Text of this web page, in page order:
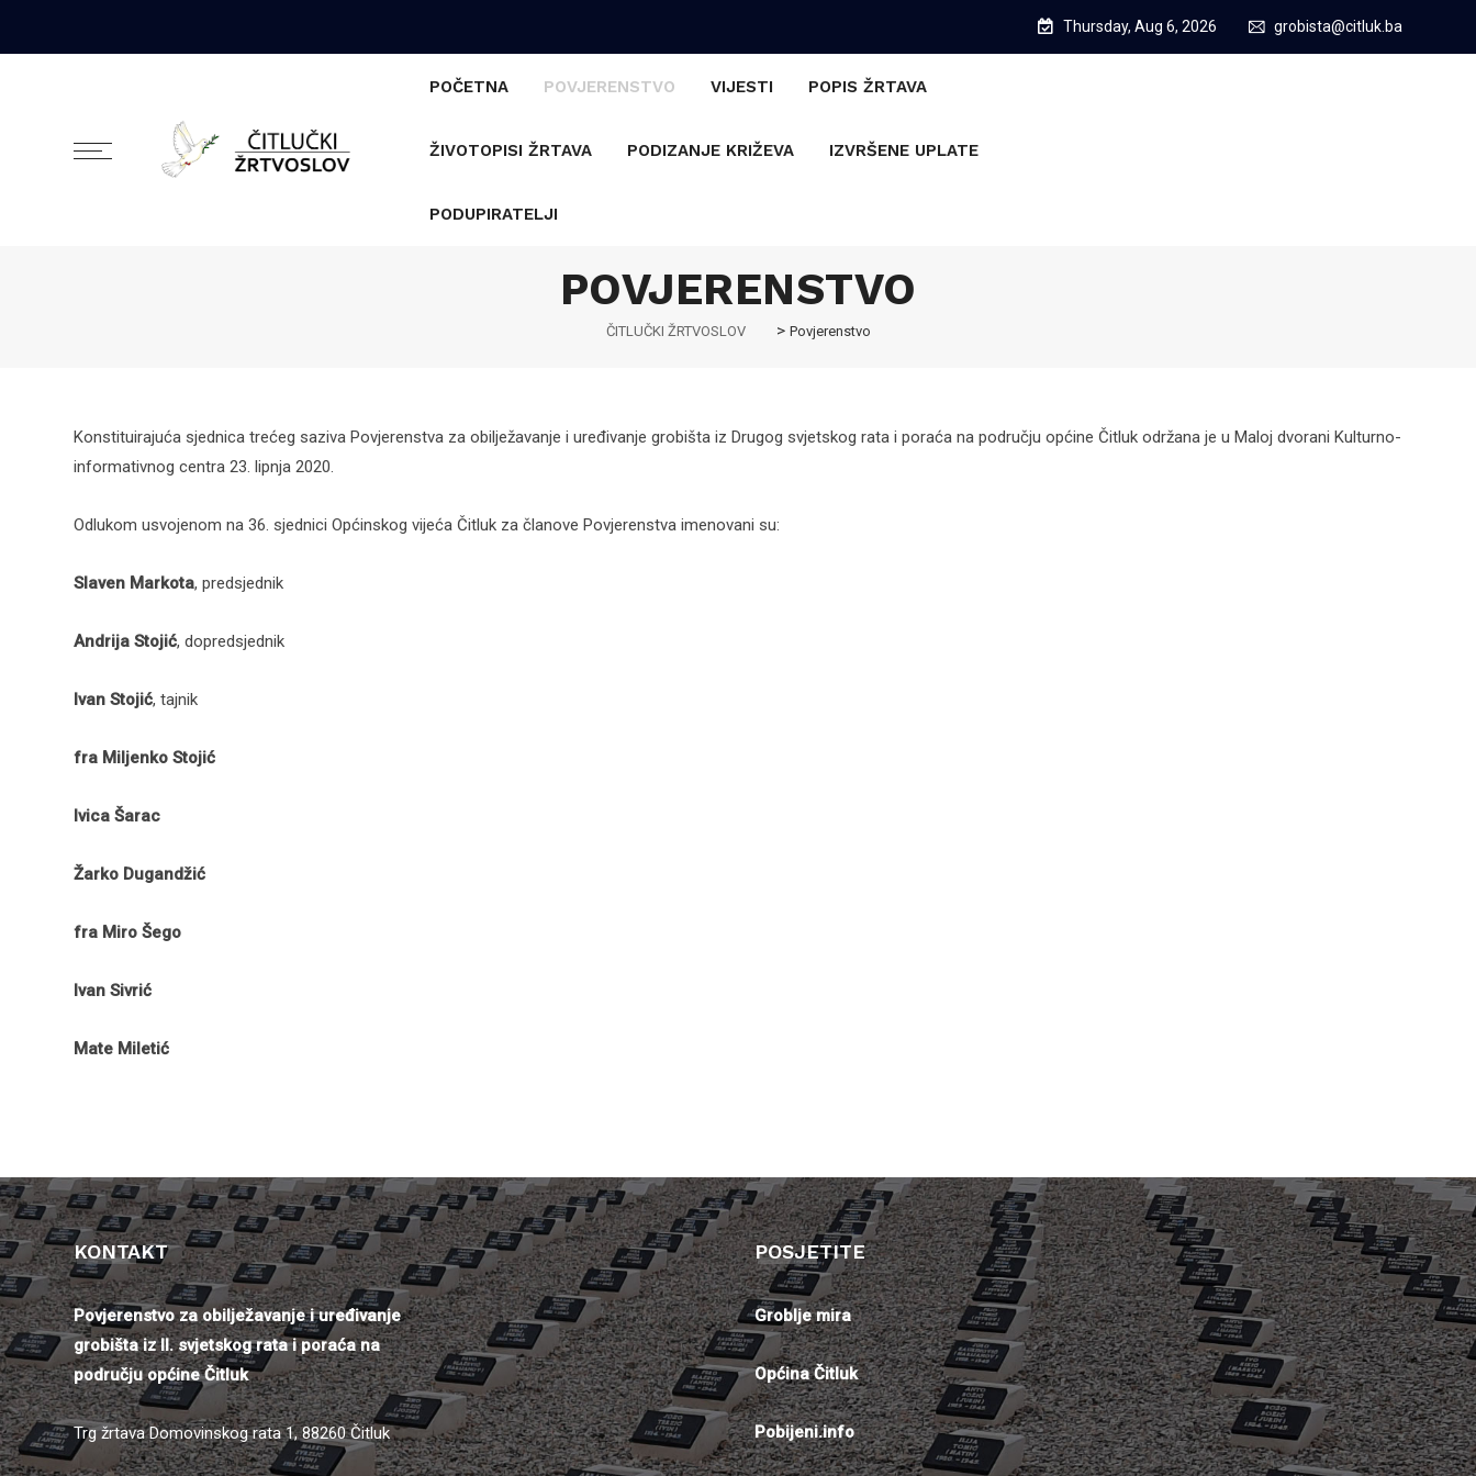
Thursday, Aug 6, 2026 grobista@citluk.ba
POČETNA POVJERENSTVO VIJESTI POPIS ŽRTAVA
ŽIVOTOPISI ŽRTAVA PODIZANJE KRIŽEVA IZVRŠENE UPLATE
PODUPIRATELJI
POVJERENSTVO
ČITLUČKI ŽRTVOSLOV > Povjerenstvo
Konstituirajuća sjednica trećeg saziva Povjerenstva za obilježavanje i uređivanje grobišta iz Drugog svjetskog rata i poraća na području općine Čitluk održana je u Maloj dvorani Kulturno-
informativnog centra 23. lipnja 2020.
Odlukom usvojenom na 36. sjednici Općinskog vijeća Čitluk za članove Povjerenstva imenovani su:
Slaven Markota, predsjednik
Andrija Stojić, dopredsjednik
Ivan Stojić, tajnik
fra Miljenko Stojić
Ivica Šarac
Žarko Dugandžić
fra Miro Šego
Ivan Sivrić
Mate Miletić
KONTAKT
Povjerenstvo za obilježavanje i uređivanje
grobišta iz II. svjetskog rata i poraća na
području općine Čitluk
Trg žrtava Domovinskog rata 1, 88260 Čitluk
POSJETITE
Groblje mira
Općina Čitluk
Pobijeni.info